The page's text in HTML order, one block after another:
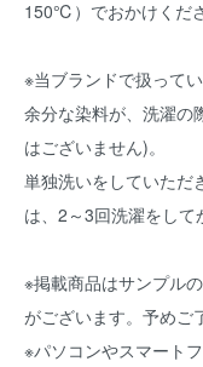
150℃）でおかけくださ
※当ブランドで扱って
余分な染料が、洗濯の
はございません)。
単独洗いをしていただ
は、2～3回洗濯をして
※掲載商品はサンプル
がございます。予めご
※パソコンやスマート